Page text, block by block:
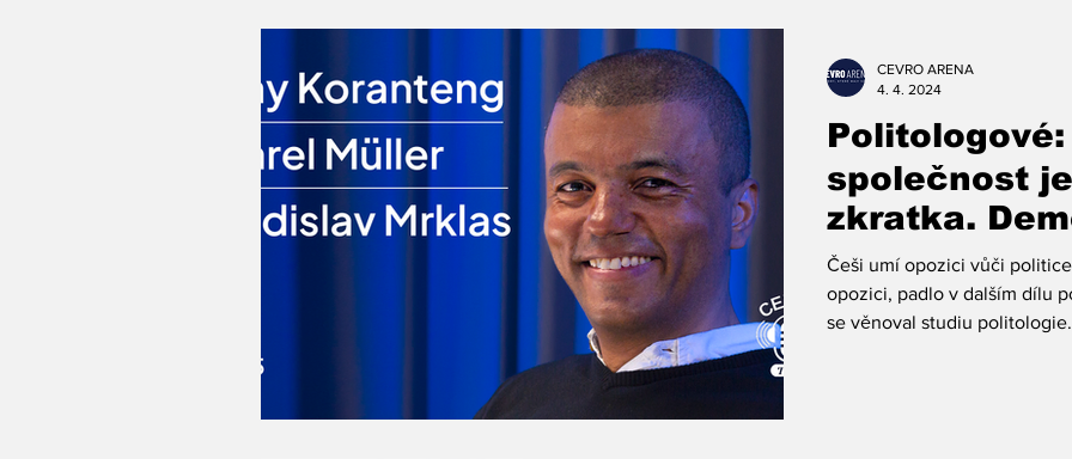
společnost
zkratka.
přinášet
Češi umí opozici vůči
opozici, padlo v dalším dílu
se věnoval studiu politologie.
CEVRO ARENA
4. 4. 2024